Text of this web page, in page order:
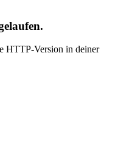
HTTP-Version in deiner